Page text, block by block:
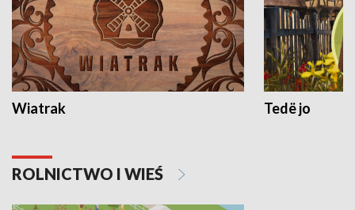
Wiatrak Tedë jo
ROLNICTWO I WIEŚ